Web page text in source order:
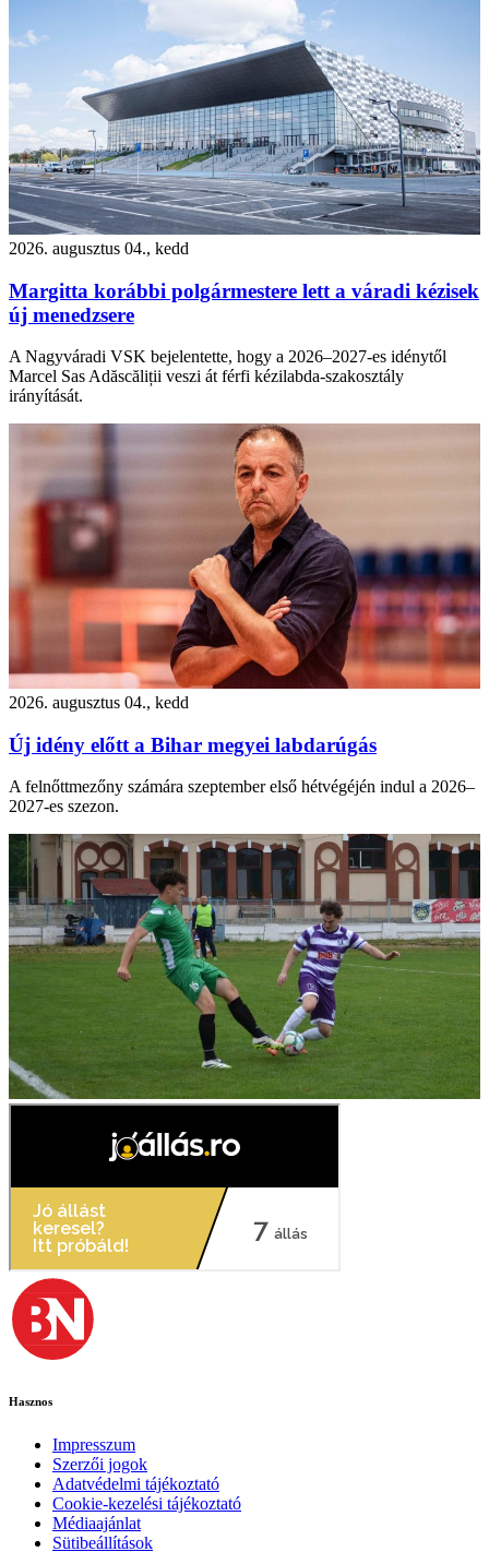
2026. augusztus 04., kedd
Margitta korábbi polgármestere lett a váradi kézisek
új menedzsere
A Nagyváradi VSK bejelentette, hogy a 2026–2027-es idénytől
Marcel Sas Adăscăliții veszi át férfi kézilabda-szakosztály
irányítását.
2026. augusztus 04., kedd
Új idény előtt a Bihar megyei labdarúgás
A felnőttmezőny számára szeptember első hétvégéjén indul a 2026–
2027-es szezon.
Hasznos
Impresszum
Szerzői jogok
Adatvédelmi tájékoztató
Cookie-kezelési tájékoztató
Médiaajánlat
Sütibeállítások